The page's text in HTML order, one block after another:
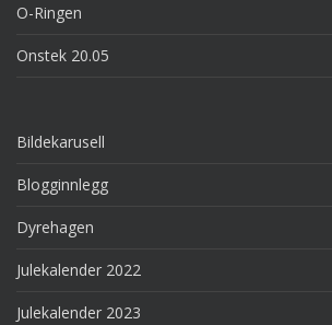
O-Ringen
Onstek 20.05
Bildekarusell
Blogginnlegg
Dyrehagen
Julekalender 2022
Julekalender 2023